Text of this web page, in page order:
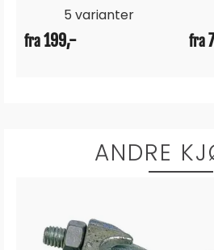
5 varianter
fra199,- fra
ANDRE